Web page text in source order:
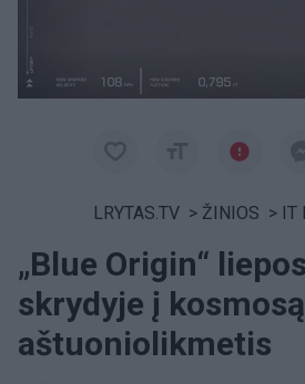
LRYTAS.TV > ŽINIOS > IT
„Blue Origin“
skrydyje į
aštuoniolikmetis